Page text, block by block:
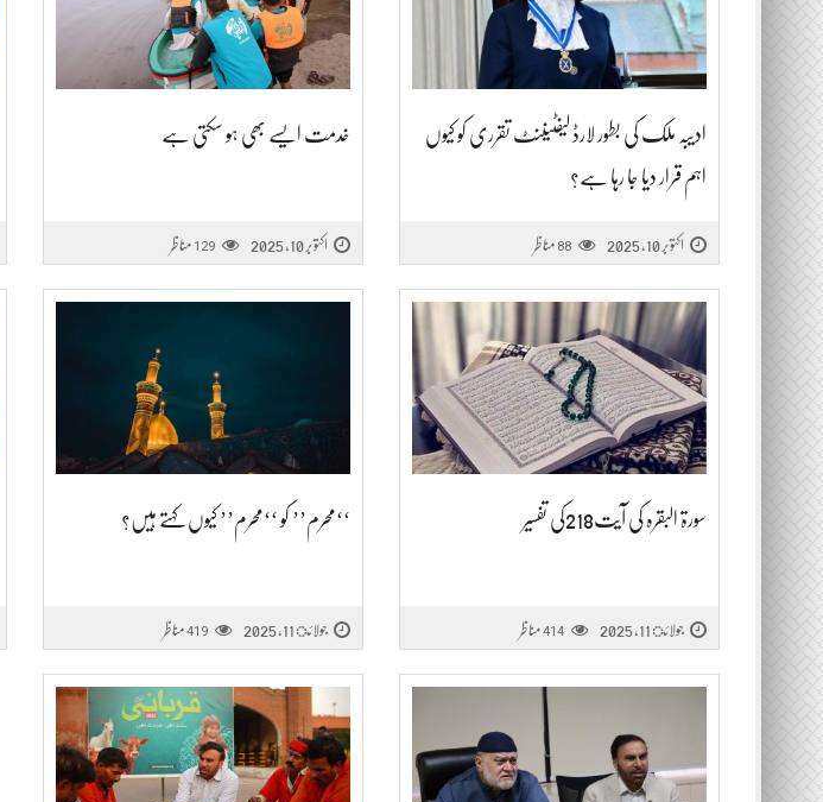
ادیبہ ملک کی بطور لارڈ لیفٹیننٹ تقرری کو کیوں
اہم قرار دیا جا رہا ہے؟
اکتوبر 10, 2025 88 مناظر
خدمت ایسے بھی ہو سکتی ہے
اکتوبر 10, 2025 129 مناظر
سورۃ البقرہ کی آیت218کی تفسیر
جولائ 11, 2025 414مناظر
‘‘محرم’’ کو ‘‘محرم’’ کیوں کہتے ہیں؟
جولائ 11, 2025 419مناظر